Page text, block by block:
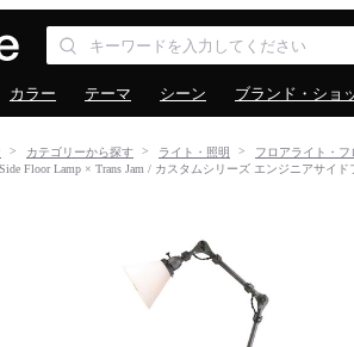
カラー テーマ シーン ブランド・ショ
カテゴリーから探す ライト・照明 フロアライト・フ
Floor Lamp × Trans Jam / カスタムシリーズ エンジニアサイ